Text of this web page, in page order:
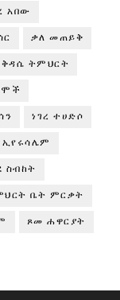
አበው
ቃለ መጠይቅ
ቅዳሴ ትምህርት
ነገረ ተሀድሶ
ኢየሩሳሌም
ስብከት
ቤት ምርቃት
ጾመ ሐዋርያት